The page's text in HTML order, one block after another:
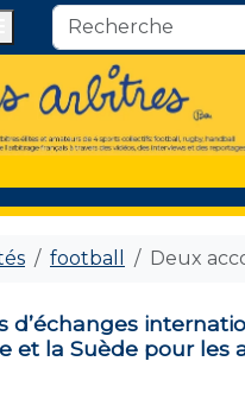
football Deux
d’échanges
et la Suède pour les